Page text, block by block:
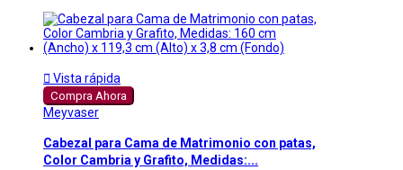
 Vista rápida
Compra Ahora
Meyvaser
Cabezal para Cama de Matrimonio con patas,
Color Cambria y Grafito, Medidas:...